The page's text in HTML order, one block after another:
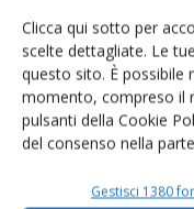
Clicca qui sotto per
scelte dettagliate. Le
questo sito. È possibile
momento, compreso il
pulsanti della Cookie
del consenso nella
Gestisci 1380